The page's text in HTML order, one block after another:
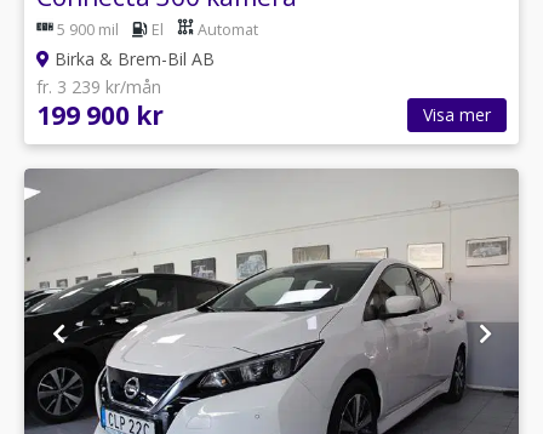
5 900 mil El Automat
Birka & Brem-Bil AB
fr. 3 239 kr/mån
199 900 kr Visa mer